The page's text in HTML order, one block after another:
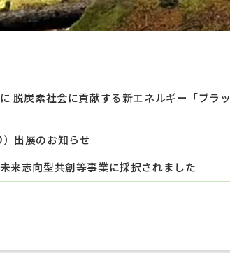
脱炭素社会に貢献する新エネルギー「ブラ
出展のお知らせ
来志向型共創等事業に採択されました